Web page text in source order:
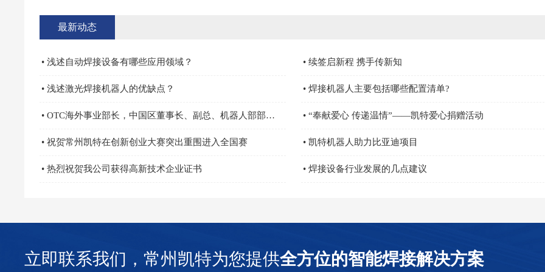
最新动态
• 浅述自动焊接设备有哪些应用领域？ • 续签启新程 携手传新知
• 浅述激光焊接机器人的优缺点？ • 焊接机器人主要包括哪些配置清单?
• OTC海外事业部长，中国区董事长、副总、机器人部部长，营业担当亲自颁奖 • “奉献爱心 传递温情”——凯特爱心捐赠活动
• 祝贺常州凯特在创新创业大赛突出重围进入全国赛 • 凯特机器人助力比亚迪项目
• 热烈祝贺我公司获得高新技术企业证书 • 焊接设备行业发展的几点建议
立即联系我们，常州凯特为您提供全方位的智能焊接解决方案